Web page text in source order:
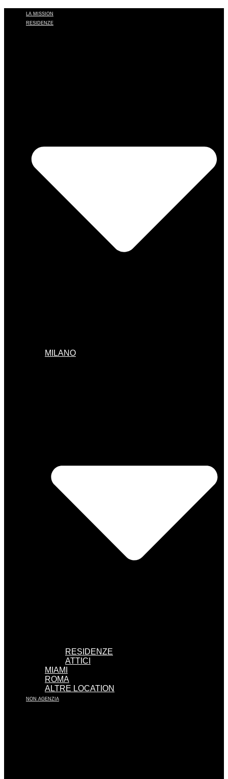
LA MISSION
RESIDENZE
MILANO
RESIDENZE
ATTICI
MIAMI
ROMA
ALTRE LOCATION
NON AGENZIA